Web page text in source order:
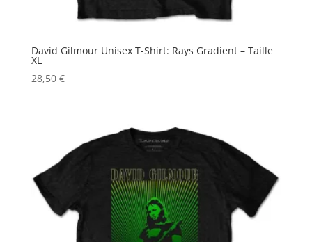
David Gilmour Unisex T-Shirt: Rays Gradient – Taille
XL
28,50 €